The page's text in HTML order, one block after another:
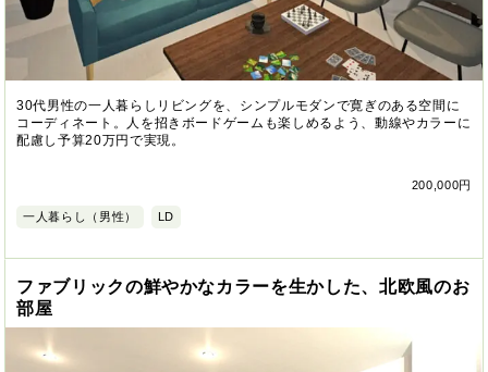
30代男性の一人暮らしリビングを、シンプルモダンで寛ぎのある空間に
コーディネート。人を招きボードゲームも楽しめるよう、動線やカラーに
配慮し予算20万円で実現。
200,000円
一人暮らし（男性） LD
ファブリックの鮮やかなカラーを生かした、北欧風のお
部屋